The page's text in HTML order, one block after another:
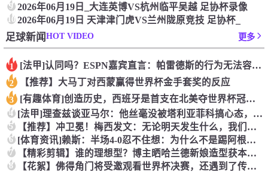
9 2026年06月19日_大连英博VS杭州临平吴越 足协杯录像
102026年06月19日 天津津门虎VS兰州陇原竞技 足协杯_
足球新闻HOT VIDEO 更多
1 [法甲]认同吗？ESPN嘉宾直言：帕雷德斯的行为无法容忍，应
2 【推荐】大马丁对西蒙赢得世界杯金手套奖的反应
3 [有趣体育]创造历史，西班牙是首支在北美夺世界杯冠军的欧洲球
4 [法甲]理查兹谈亚马尔：他丝毫没被塔利亚菲科搞心态，绝对的超
5 【推荐】冲卫冕！梅西发文：无论明天发生什么，我们已书写无法抹
6 [体育资讯]赖斯：半场4-0忍不住想：为什么不是踢阿根廷？为
7 【精彩剪辑】谁的理想型？博主晒哈兰德新娘造型获本人点赞！
8 【花絮】佛得角门将受邀观看世界杯决赛，还遇到了传奇门将伊基塔